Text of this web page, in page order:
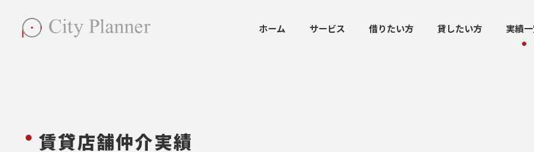
ホーム サービス 借りたい方 貸したい方 実績
賃貸店舗仲介実績